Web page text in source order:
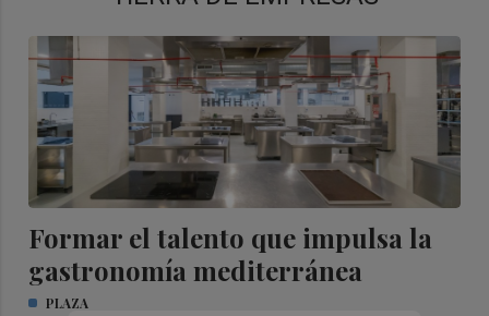
Formar el talento que impulsa la
gastronomía mediterránea
PLAZA